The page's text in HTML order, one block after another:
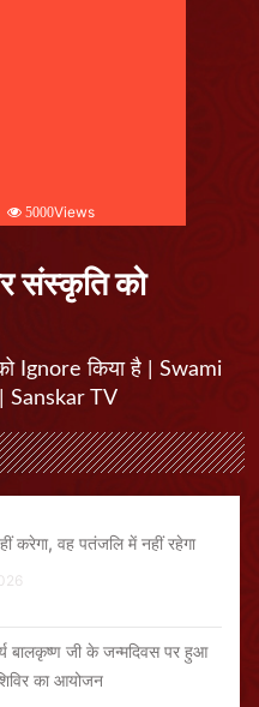
5000Views
संस्कृति को
Ignore किया है | Swami
Sanskar TV
करेगा, वह पतंजलि में नहीं रहेगा
बालकृष्ण जी के जन्मदिवस पर हुआ
का आयोजन